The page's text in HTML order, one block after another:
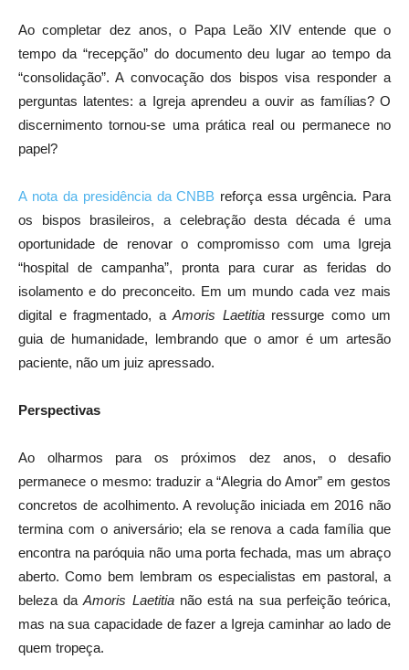
Ao completar dez anos, o Papa Leão XIV entende que o
tempo da “recepção” do documento deu lugar ao tempo da
“consolidação”. A convocação dos bispos visa responder a
perguntas latentes: a Igreja aprendeu a ouvir as famílias? O
discernimento tornou-se uma prática real ou permanece no
papel?
A nota da presidência da CNBB reforça essa urgência. Para
os bispos brasileiros, a celebração desta década é uma
oportunidade de renovar o compromisso com uma Igreja
“hospital de campanha”, pronta para curar as feridas do
isolamento e do preconceito. Em um mundo cada vez mais
digital e fragmentado, a Amoris Laetitiaressurge como um
guia de humanidade, lembrando que o amor é um artesão
paciente, não um juiz apressado.
Perspectivas
Ao olharmos para os próximos dez anos, o desafio
permanece o mesmo: traduzir a “Alegria do Amor” em gestos
concretos de acolhimento. A revolução iniciada em 2016 não
termina com o aniversário; ela se renova a cada família que
encontra na paróquia não uma porta fechada, mas um abraço
aberto. Como bem lembram os especialistas em pastoral, a
beleza daAmoris Laetitianão está na sua perfeição teórica,
mas na sua capacidade de fazer a Igreja caminhar ao lado de
quem tropeça.